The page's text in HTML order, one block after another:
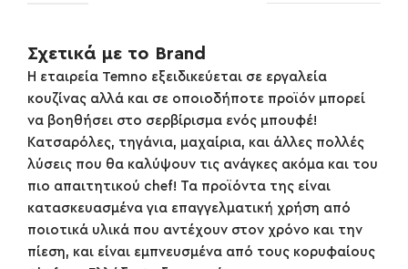
Σχετικά με το Brand
Η εταιρεία Temno εξειδικεύεται σε εργαλεία
κουζίνας αλλά και σε οποιοδήποτε προϊόν μπορεί
να βοηθήσει στο σερβίρισμα ενός μπουφέ!
Κατσαρόλες, τηγάνια, μαχαίρια, και άλλες πολλές
λύσεις που θα καλύψουν τις ανάγκες ακόμα και του
πιο απαιτητικού chef! Τα προϊόντα της είναι
κατασκευασμένα για επαγγελματική χρήση από
ποιοτικά υλικά που αντέχουν στον χρόνο και την
πίεση, και είναι εμπνευσμένα από τους κορυφαίους